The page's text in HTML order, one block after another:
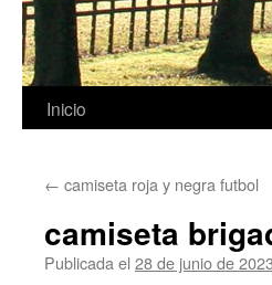
Saltar
contenido
Inicio
← camiseta roja y negra futbol
camiseta
Publicada el 28 de junio de 2023